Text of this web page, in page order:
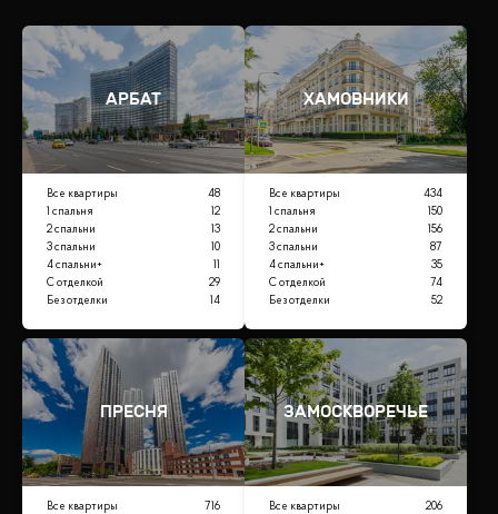
АРБАТ
Все квартиры
48
1 спальня
12
2 спальни
13
3 спальни
10
4 спальни+
11
С отделкой
29
Без отделки
14
ХАМОВНИКИ
Все квартиры
434
1 спальня
150
2 спальни
156
3 спальни
87
4 спальни+
35
С отделкой
74
Без отделки
52
ПРЕСНЯ
Все квартиры
716
ЗАМОСКВОРЕЧЬЕ
Все квартиры
206